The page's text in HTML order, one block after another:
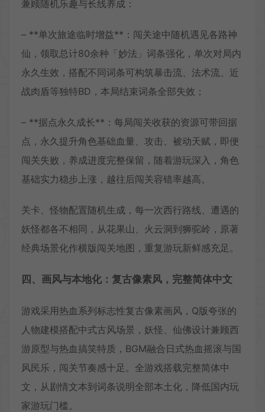
兼顾随机乐趣与长线养成：
– **单次旅途临时增益**：闯关途中随机遇见各路神
仙，领取总计80余种「妙法」词条强化，单次对局内
永久生效，搭配不同词条可构筑暴击流、法术流、近
战肉盾等独特BD，本局结束词条全部失效；
– **据点永久成长**：每局闯关收获的资源可带回据
点，永久提升角色基础血量、攻击、被动天赋，即便
闯关失败，养成进度完整保留，随着游玩深入，角色
基础实力稳步上涨，越往后闯关容错率越高。
关卡、怪物配置随机生成，每一次西行路线、遭遇的
妖怪都各不相同，从花果山、火云洞到狮驼岭，原著
经典场景化作横版闯关地图，重复游玩新鲜感充足。
四、画风与本地化：复古像素风，完整简体中文
游戏采用热血系列标志性复古像素画风，Q版夸张的
人物建模搭配中式古风场景，妖怪、仙佛设计兼顾西
游原型与热血搞笑特质，BGM融合日式热血摇滚与国
风民乐，闯关节奏感十足。全游戏搭载完整简体中
文，从剧情文本到词条说明全部本土化，降低国内玩
家游玩门槛。